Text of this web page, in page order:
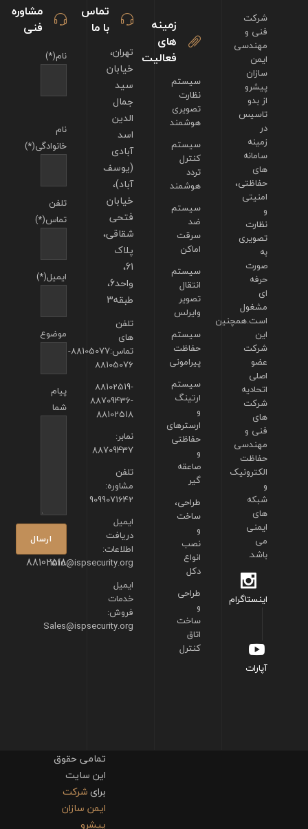
مشاوره
فنی
نام(*)
نام
خانوادگی(*)
تلفن
تماس(*)
ایمیل(*)
موضوع
پیام
شما
88102518
تماس
با ما
تهران،
خیابان
سید
جمال
الدین
اسد
آبادی
(یوسف
آباد)،
خیابان
فتحی
شقاقی،
پلاک
61،
واحد6،
طبقه3
تلفن
های
تماس:88105077-
88105076
88102519-
88709436-
88102518
نمابر:
88709437
تلفن
مشاوره:
9099071642
ایمیل
دریافت
اطلاعات:
info@ispsecurity.org
ایمیل
خدمات
فروش:
Sales@ispsecurity.org
زمینه
های
فعالیت
سیستم
نظارت
تصویری
هوشمند
سیستم
کنترل
تردد
هوشمند
سیستم
ضد
سرقت
اماکن
سیستم
انتقال
تصویر
وایرلس
سیستم
حفاظت
پیرامونی
سیستم
ارتینگ
و
ارسترهای
حفاظتی
و
صاعقه
گیر
طراحی،
ساخت
و
نصب
انواع
دکل
طراحی
و
ساخت
اتاق
کنترل
شرکت
فنی و
مهندسی
ایمن
سازان
پیشرو
از بدو
تاسیس
در
زمینه
سامانه
های
حفاظتی،
امنیتی
و
نظارت
تصویری
به
صورت
حرفه
ای
مشغول
است.همچنین
این
شرکت
عضو
اصلی
اتحادیه
شرکت
های
فنی و
مهندسی
حفاظت
الکترونیک
و
شبکه
های
ایمنی
می
باشد.
اینستاگرام
آپارات
تمامی حقوق
این سایت
برایشرکت
ایمن سازان
پیشرو